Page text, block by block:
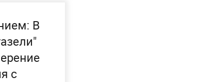
В
с